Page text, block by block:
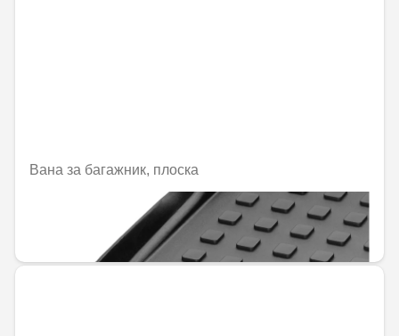
Вана за багажник, плоска
144,00 € / 281,64 лв.